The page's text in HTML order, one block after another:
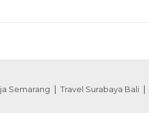
Semarang Travel Surabaya Bali